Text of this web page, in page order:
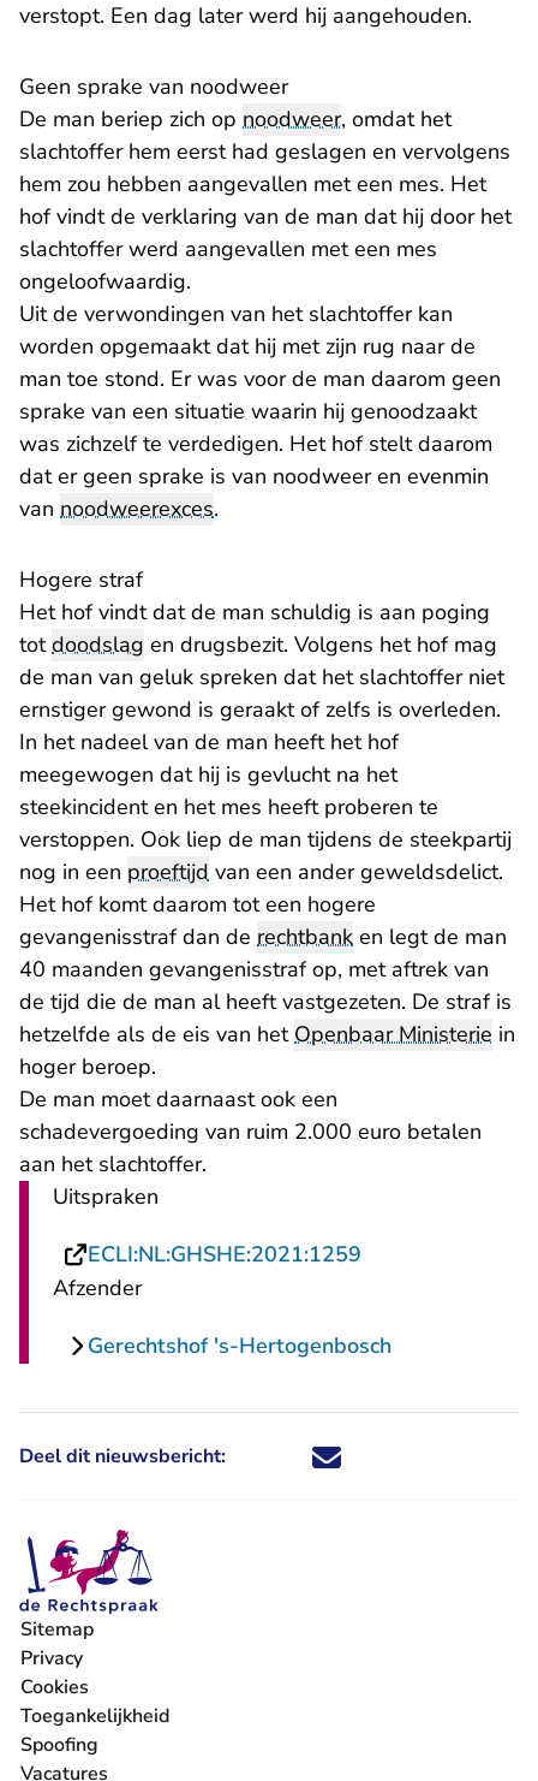
verstopt. Een dag later werd hij aangehouden.
Geen sprake van noodweer
De man beriep zich op noodweer, omdat het
slachtoffer hem eerst had geslagen en vervolgens
hem zou hebben aangevallen met een mes. Het
hof vindt de verklaring van de man dat hij door het
slachtoffer werd aangevallen met een mes
ongeloofwaardig.
Uit de verwondingen van het slachtoffer kan
worden opgemaakt dat hij met zijn rug naar de
man toe stond. Er was voor de man daarom geen
sprake van een situatie waarin hij genoodzaakt
was zichzelf te verdedigen. Het hof stelt daarom
dat er geen sprake is van noodweer en evenmin
van noodweerexces.
Hogere straf
Het hof vindt dat de man schuldig is aan poging
totdoodslag en drugsbezit. Volgens het hof mag
de man van geluk spreken dat het slachtoffer niet
ernstiger gewond is geraakt of zelfs is overleden.
In het nadeel van de man heeft het hof
meegewogen dat hij is gevlucht na het
steekincident en het mes heeft proberen te
verstoppen. Ook liep de man tijdens de steekpartij
nog in een proeftijd van een ander geweldsdelict.
Het hof komt daarom tot een hogere
gevangenisstraf dan de rechtbank en legt de man
40 maanden gevangenisstraf op, met aftrek van
de tijd die de man al heeft vastgezeten. De straf is
hetzelfde als de eis van hetOpenbaar Ministerie in
hoger beroep.
De man moet daarnaast ook een
schadevergoeding van ruim 2.000 euro betalen
aan het slachtoffer.
Uitspraken
ECLI:NL:GHSHE:2021:1259
Afzender
Gerechtshof 's-Hertogenbosch
Deel dit nieuwsbericht: Deel dit nieuwsbericht via X -
Deel dit nieuwsbericht via
Deel dit nieuwsbericht
Deel dit
Sitemap
Privacy
Cookies
Toegankelijkheid
Spoofing
Vacatures